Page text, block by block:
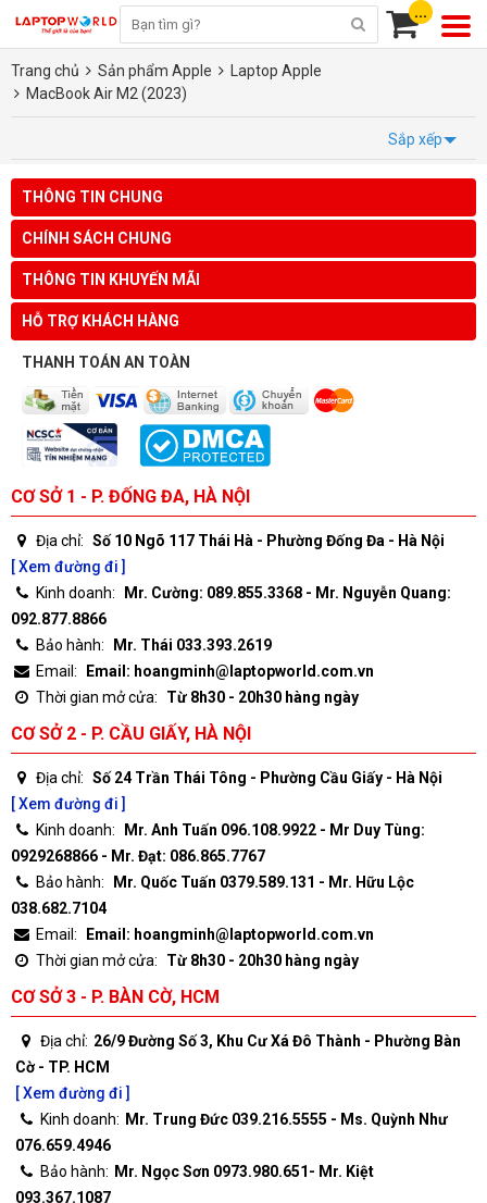
...
Trang chủ Sản phẩm Apple
Laptop Apple
MacBook Air M2 (2023)
Sắp xếp
THÔNG TIN CHUNG
CHÍNH SÁCH CHUNG
THÔNG TIN KHUYẾN MÃI
HỖ TRỢ KHÁCH HÀNG
THANH TOÁN AN TOÀN
CƠ SỞ 1 - P. ĐỐNG ĐA, HÀ NỘI
Địa chỉ: Số 10 Ngõ 117 Thái Hà - Phường Đống Đa - Hà Nội
[ Xem đường đi ]
Kinh doanh:
Mr. Cường: 089.855.3368 - Mr. Nguyễn Quang:
092.877.8866
Bảo hành:
Mr. Thái 033.393.2619
Email:
Email: hoangminh@laptopworld.com.vn
Thời gian mở cửa:
Từ 8h30 - 20h30 hàng ngày
CƠ SỞ 2 - P. CẦU GIẤY, HÀ NỘI
Địa chỉ: Số 24 Trần Thái Tông - Phường Cầu Giấy - Hà Nội
[ Xem đường đi ]
Kinh doanh:
Mr. Anh Tuấn 096.108.9922 - Mr Duy Tùng:
0929268866 - Mr. Đạt: 086.865.7767
Bảo hành:
Mr. Quốc Tuấn 0379.589.131 - Mr. Hữu Lộc
038.682.7104
Email:
Email: hoangminh@laptopworld.com.vn
Thời gian mở cửa:
Từ 8h30 - 20h30 hàng ngày
CƠ SỞ 3 - P. BÀN CỜ, HCM
Địa chỉ: 26/9 Đường Số 3, Khu Cư Xá Đô Thành - Phường Bàn
Cờ - TP. HCM
[ Xem đường đi ]
Kinh doanh: Mr. Trung Đức 039.216.5555 - Ms. Quỳnh Như
076.659.4946
Bảo hành: Mr. Ngọc Sơn 0973.980.651- Mr. Kiệt
093.367.1087